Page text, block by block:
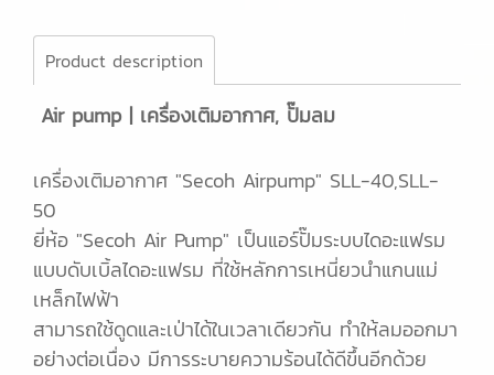
Product description
Air pump | เครื่องเติมอากาศ, ปั๊มลม
เครื่องเติมอากาศ "Secoh Airpump" SLL-40,SLL-
50
ยี่ห้อ "Secoh Air Pump" เป็นแอร์ปั๊มระบบไดอะแฟรม
แบบดับเบิ้ลไดอะแฟรม ที่ใช้หลักการเหนี่ยวนำแกนแม่
เหล็กไฟฟ้า
สามารถใช้ดูดและเป่าได้ในเวลาเดียวกัน ทำให้ลมออกมา
อย่างต่อเนื่อง มีการระบายความร้อนได้ดีขึ้นอีกด้วย